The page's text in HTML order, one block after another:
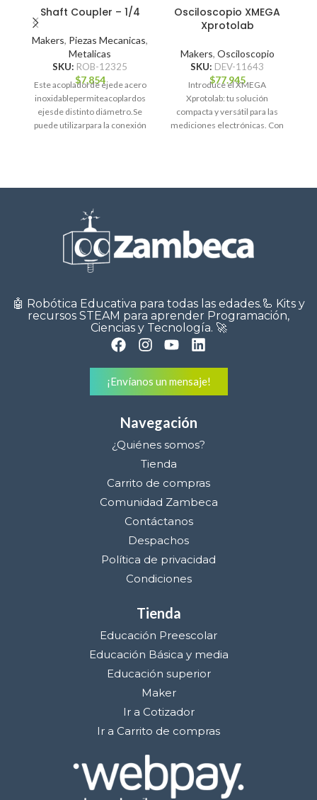
Shaft Coupler – 1/4
Makers, Piezas Mecanicas,
Metalicas
SKU: ROB-12325
$7.854
Este acopladorde ejede acero
inoxidablepermiteacoplardos
ejesde distinto diámetro.Se
puede utilizarpara la conexión
Osciloscopio XMEGA
Xprotolab
Makers, Osciloscopio
SKU: DEV-11643
$77.945
Introduce el XMEGA
Xprotolab: tu solución
compacta y versátil para las
mediciones electrónicas. Con
🤖 Robótica Educativa para todas las edades.🦾 Kits y
recursos STEAM para aprender Programación,
Ciencias y Tecnología. 🚀
¡Envíanos un mensaje!
Navegación
¿Quiénes somos?
Tienda
Carrito de compras
Comunidad Zambeca
Contáctanos
Despachos
Política de privacidad
Condiciones
Tienda
Educación Preescolar
Educación Básica y media
Educación superior
Maker
Ir a Cotizador
Ir a Carrito de compras